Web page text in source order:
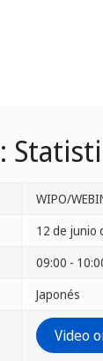
WIPO/
12 de junio
09:00 -
Japonés
Video